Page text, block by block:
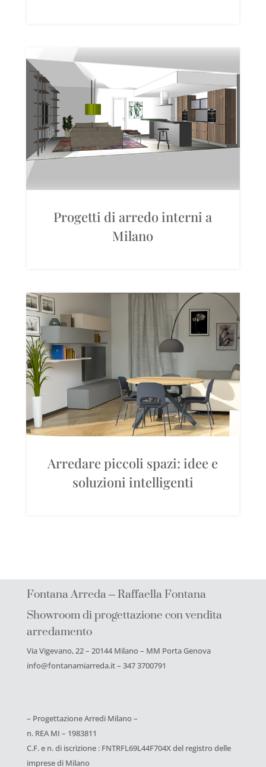
Progetti di arredo interni a
Milano
Arredare piccoli spazi: idee e
soluzioni intelligenti
Fontana Arreda – Raffaella Fontana
Showroom di progettazione con vendita
arredamento
Via Vigevano, 22 – 20144 Milano – MM Porta Genova
info@fontanamiarreda.it – 347 3700791
– Progettazione Arredi Milano –
n. REA MI – 1983811
C.F. e n. di iscrizione : FNTRFL69L44F704X del registro delle
imprese di Milano